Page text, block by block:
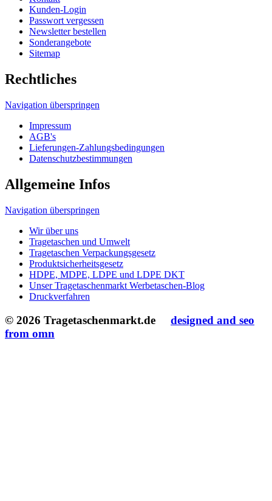
Navigation überspringen
Wir über uns
Tragetaschen und Umwelt
Tragetaschen Verpackungsgesetz
HDPE, MDPE, LDPE und LDPE DKT
Druckverfahren
© 2026 Tragetaschenmarkt.de
from omn